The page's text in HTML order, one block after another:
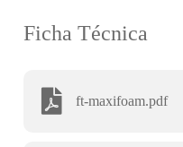
Ficha Técnica
ft-maxifoam.pdf